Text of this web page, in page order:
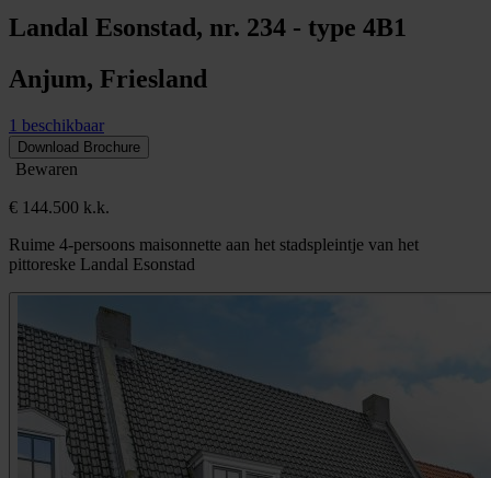
Landal Esonstad, nr. 234 - type 4B1
Anjum, Friesland
1 beschikbaar
Download Brochure
Bewaren
€ 144.500 k.k.
Ruime 4-persoons maisonnette aan het stadspleintje van het
pittoreske Landal Esonstad